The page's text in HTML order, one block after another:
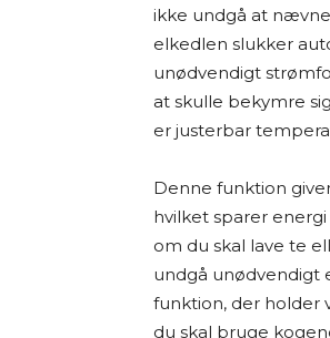
ikke undgå at
elkedlen slukker
unødvendigt
at skulle bekymre
er justerbar
Denne funktion
hvilket sparer
om du skal lave te
undgå unødvendigt
funktion, der holder
du skal bruge